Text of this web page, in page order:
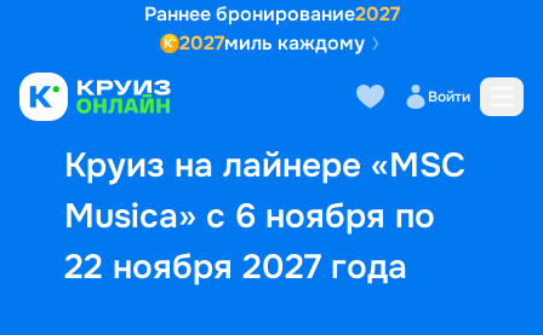
Раннее бронирование2027
2027миль каждому
Войти
Круиз на лайнере «MSC
Musica» с 6 ноября по
22 ноября 2027 года
Выбор кают Маршрут и